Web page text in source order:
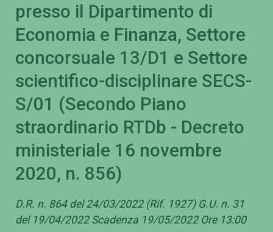
presso il Dipartimento di
Economia e Finanza, Settore
concorsuale 13/D1 e Settore
scientifico-disciplinare SECS-
S/01 (Secondo Piano
straordinario RTDb - Decreto
ministeriale 16 novembre
2020, n. 856)
D.R. n. 864 del 24/03/2022 (Rif. 1927) G.U. n. 31
del 19/04/2022 Scadenza 19/05/2022 Ore 13:00